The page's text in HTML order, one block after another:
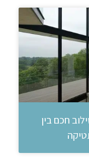
חכם בין